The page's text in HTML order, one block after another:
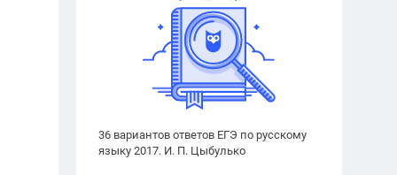
36 вариантов ответов ЕГЭ по русскому
языку 2017. И. П. Цыбулько